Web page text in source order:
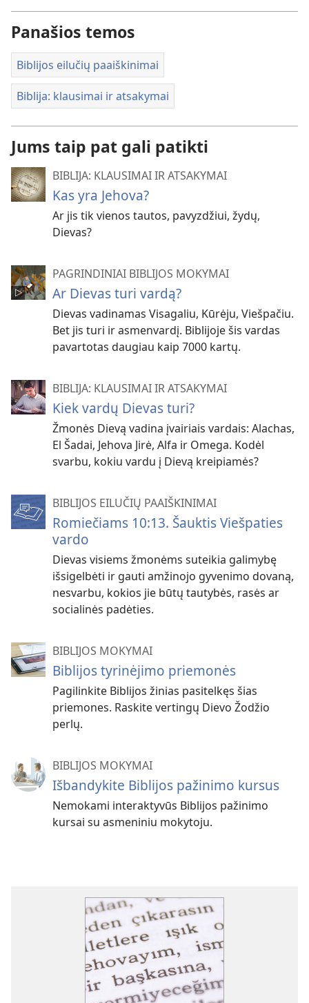
Panašios temos
Biblijos eilučių paaiškinimai
Biblija: klausimai ir atsakymai
Jums taip pat gali patikti
BIBLIJA: KLAUSIMAI IR ATSAKYMAI
Kas yra Jehova?
Ar jis tik vienos tautos, pavyzdžiui, žydų,
Dievas?
PAGRINDINIAI BIBLIJOS MOKYMAI
Ar Dievas turi vardą?
Dievas vadinamas Visagaliu, Kūrėju, Viešpačiu.
Bet jis turi ir asmenvardį. Biblijoje šis vardas
pavartotas daugiau kaip 7000 kartų.
BIBLIJA: KLAUSIMAI IR ATSAKYMAI
Kiek vardų Dievas turi?
Žmonės Dievą vadina įvairiais vardais: Alachas,
El Šadai, Jehova Jirė, Alfa ir Omega. Kodėl
svarbu, kokiu vardu į Dievą kreipiamės?
BIBLIJOS EILUČIŲ PAAIŠKINIMAI
Romiečiams 10:13. Šauktis Viešpaties
vardo
Dievas visiems žmonėms suteikia galimybę
išsigelbėti ir gauti amžinojo gyvenimo dovaną,
nesvarbu, kokios jie būtų tautybės, rasės ar
socialinės padėties.
BIBLIJOS MOKYMAI
Biblijos tyrinėjimo priemonės
Pagilinkite Biblijos žinias pasitelkęs šias
priemones. Raskite vertingų Dievo Žodžio
perlų.
BIBLIJOS MOKYMAI
Išbandykite Biblijos pažinimo kursus
Nemokami interaktyvūs Biblijos pažinimo
kursai su asmeniniu mokytoju.